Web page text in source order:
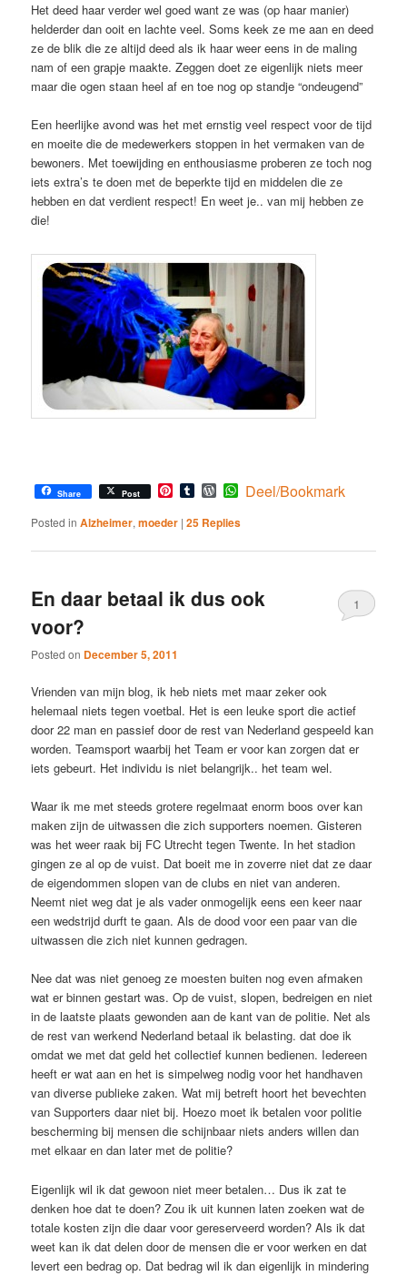
Het deed haar verder wel goed want ze was (op haar manier)
helderder dan ooit en lachte veel. Soms keek ze me aan en deed
ze de blik die ze altijd deed als ik haar weer eens in de maling
nam of een grapje maakte. Zeggen doet ze eigenlijk niets meer
maar die ogen staan heel af en toe nog op standje “ondeugend”
Een heerlijke avond was het met ernstig veel respect voor de tijd
en moeite die de medewerkers stoppen in het vermaken van de
bewoners. Met toewijding en enthousiasme proberen ze toch nog
iets extra’s te doen met de beperkte tijd en middelen die ze
hebben en dat verdient respect! En weet je.. van mij hebben ze
die!
Share Post Pinterest
TumblrWordPress
WhatsApp
Deel/Bookmark
Posted in Alzheimer,moeder |25 Replies
En daar betaal ik dus ook
voor?
Posted on December 5, 2011
1
Vrienden van mijn blog, ik heb niets met maar zeker ook
helemaal niets tegen voetbal. Het is een leuke sport die actief
door 22 man en passief door de rest van Nederland gespeeld kan
worden. Teamsport waarbij het Team er voor kan zorgen dat er
iets gebeurt. Het individu is niet belangrijk.. het team wel.
Waar ik me met steeds grotere regelmaat enorm boos over kan
maken zijn de uitwassen die zich supporters noemen. Gisteren
was het weer raak bij FC Utrecht tegen Twente. In het stadion
gingen ze al op de vuist. Dat boeit me in zoverre niet dat ze daar
de eigendommen slopen van de clubs en niet van anderen.
Neemt niet weg dat je als vader onmogelijk eens een keer naar
een wedstrijd durft te gaan. Als de dood voor een paar van die
uitwassen die zich niet kunnen gedragen.
Nee dat was niet genoeg ze moesten buiten nog even afmaken
wat er binnen gestart was. Op de vuist, slopen, bedreigen en niet
in de laatste plaats gewonden aan de kant van de politie. Net als
de rest van werkend Nederland betaal ik belasting. dat doe ik
omdat we met dat geld het collectief kunnen bedienen. Iedereen
heeft er wat aan en het is simpelweg nodig voor het handhaven
van diverse publieke zaken. Wat mij betreft hoort het bevechten
van Supporters daar niet bij. Hoezo moet ik betalen voor politie
bescherming bij mensen die schijnbaar niets anders willen dan
met elkaar en dan later met de politie?
Eigenlijk wil ik dat gewoon niet meer betalen… Dus ik zat te
denken hoe dat te doen? Zou ik uit kunnen laten zoeken wat de
totale kosten zijn die daar voor gereserveerd worden? Als ik dat
weet kan ik dat delen door de mensen die er voor werken en dat
levert een bedrag op. Dat bedrag wil ik dan eigenlijk in mindering